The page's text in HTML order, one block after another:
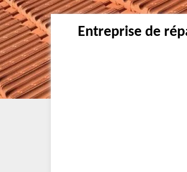
Entreprise de